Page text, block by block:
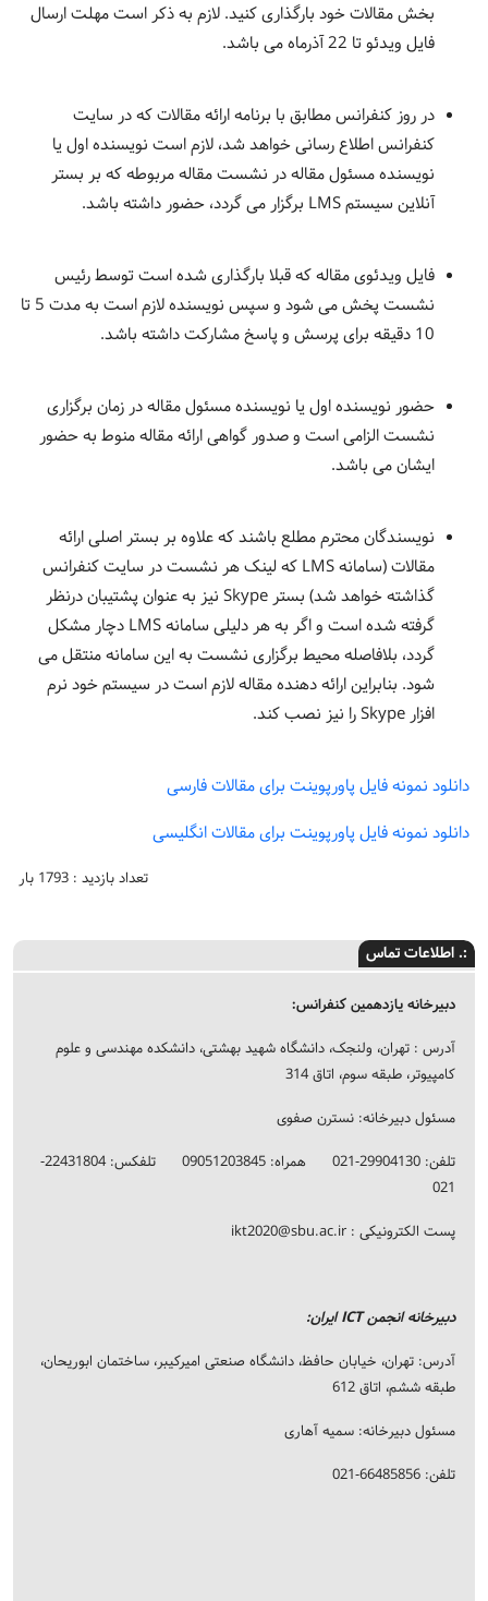
بخش مقالات خود بارگذاری کنید. لازم به ذکر است مهلت ارسال
فایل ویدئو تا 22 آذرماه می باشد.
در روز کنفرانس مطابق با برنامه ارائه مقالات که در سایت
کنفرانس اطلاع رسانی خواهد شد، لازم است نویسنده اول یا
نویسنده مسئول مقاله در نشست مقاله مربوطه که بر بستر
آنلاین سیستم LMS برگزار می گردد، حضور داشته باشد.
فایل ویدئوی مقاله که قبلا بارگذاری شده است توسط رئیس
نشست پخش می شود و سپس نویسنده لازم است به مدت 5 تا
10 دقیقه برای پرسش و پاسخ مشارکت داشته باشد.
حضور نویسنده اول یا نویسنده مسئول مقاله در زمان برگزاری
نشست الزامی است و صدور گواهی ارائه مقاله منوط به حضور
ایشان می باشد.
نویسندگان محترم مطلع باشند که علاوه بر بستر اصلی ارائه
مقالات (سامانه LMS که لینک هر نشست در سایت کنفرانس
گذاشته خواهد شد) بستر Skype نیز به عنوان پشتیبان درنظر
گرفته شده است و اگر به هر دلیلی سامانه LMS دچار مشکل
گردد، بلافاصله محیط برگزاری نشست به این سامانه منتقل می
شود. بنابراین ارائه دهنده مقاله لازم است در سیستم خود نرم
افزار Skype را نیز نصب کند.
دانلود نمونه فایل پاورپوینت برای مقالات فارسی
دانلود نمونه فایل پاورپوینت برای مقالات انگلیسی
تعداد بازدید : 1793 بار
:. اطلاعات تماس
دبیرخانه یازدهمین کنفرانس:
آدرس : تهران، ولنجک، دانشگاه شهید بهشتی، دانشکده مهندسی و علوم
کامپیوتر، طبقه سوم، اتاق 314
مسئول دبیرخانه: نسترن صفوی
تلفن: 29904130-021 همراه: 09051203845 تلفکس: 22431804-
021
پست الکترونیکی : ikt2020@sbu.ac.ir
دبیرخانه انجمن ICT ایران:
آدرس: تهران، خیابان حافظ، دانشگاه صنعتی امیرکیبر، ساختمان ابوریحان،
طبقه ششم، اتاق 612
مسئول دبیرخانه: سمیه آهاری
تلفن: 66485856-021